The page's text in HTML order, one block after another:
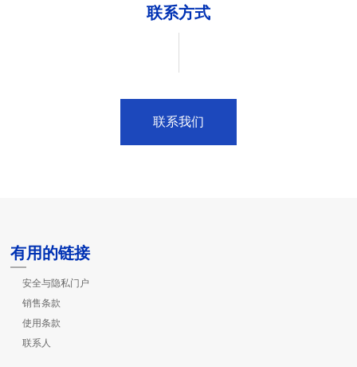
联系方式
联系我们
有用的链接
安全与隐私门户
销售条款
使用条款
联系人